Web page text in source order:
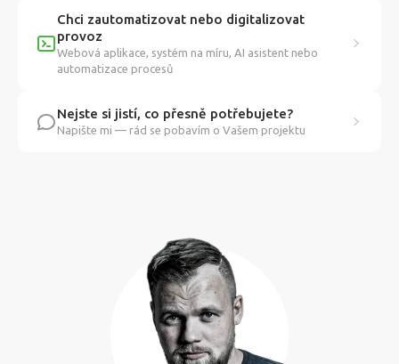
Chci zautomatizovat nebo digitalizovat
provoz
Webová aplikace, systém na míru, AI asistent nebo
automatizace procesů
Nejste si jistí, co přesně potřebujete?
Napište mi — rád se pobavím o Vašem projektu